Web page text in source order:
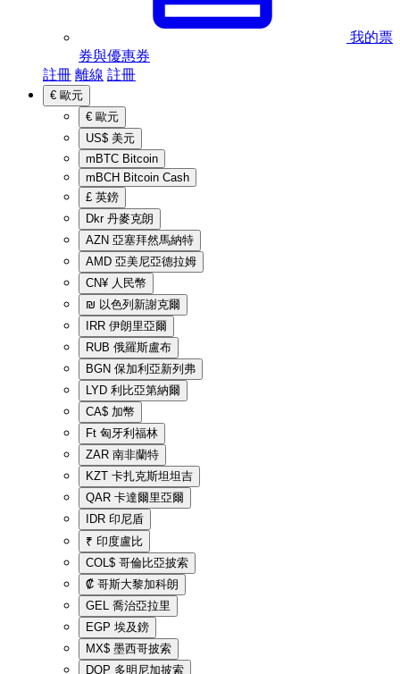
我的票
券與優惠券
註冊 離線 註冊
€ 歐元
€ 歐元
US$ 美元
mBTC Bitcoin
mBCH Bitcoin Cash
£ 英鎊
Dkr 丹麥克朗
AZN 亞塞拜然馬納特
AMD 亞美尼亞德拉姆
CN¥ 人民幣
₪ 以色列新謝克爾
IRR 伊朗里亞爾
RUB 俄羅斯盧布
BGN 保加利亞新列弗
LYD 利比亞第納爾
CA$ 加幣
Ft 匈牙利福林
ZAR 南非蘭特
KZT 卡扎克斯坦坦吉
QAR 卡達爾里亞爾
IDR 印尼盾
₹ 印度盧比
COL$ 哥倫比亞披索
₡ 哥斯大黎加科朗
GEL 喬治亞拉里
EGP 埃及鎊
MX$ 墨西哥披索
DOP 多明尼加披索